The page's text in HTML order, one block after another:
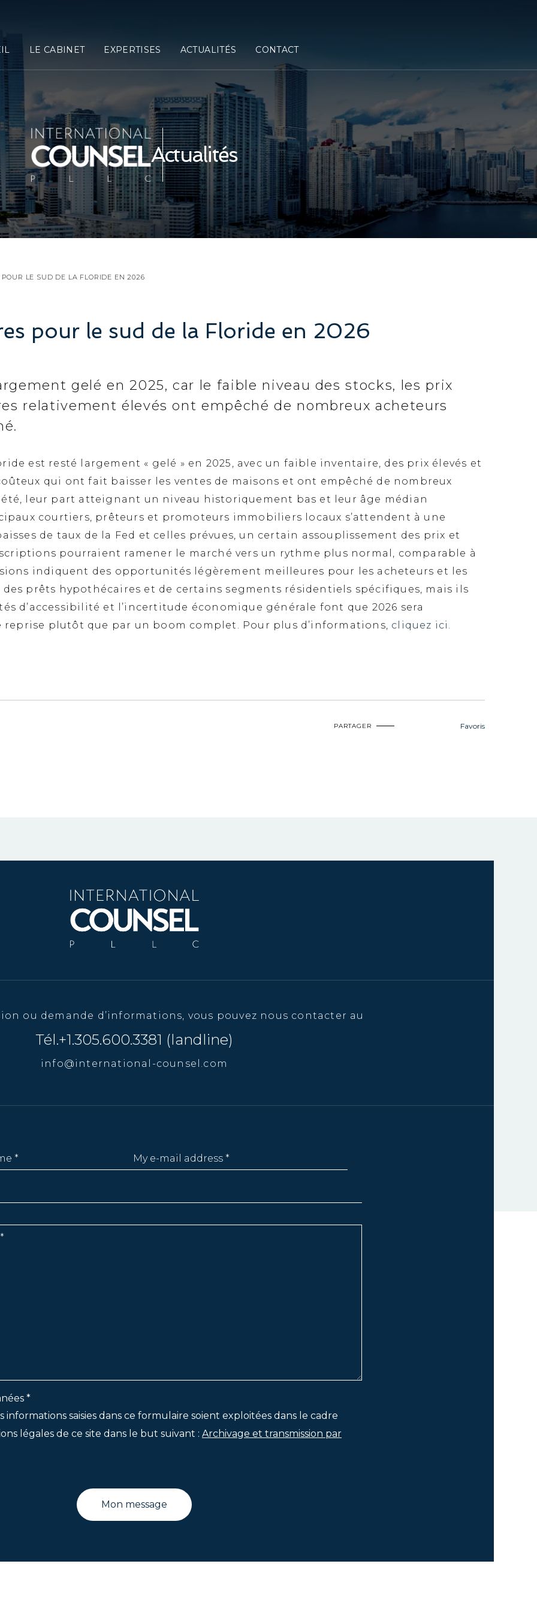
LE CABINET EXPERTISES ACTUALITÉS CONTACT
Actualités
POUR LE SUD DE LA FLORIDE EN 2026
pour le sud de la Floride en 2026
gelé en 2025, car le faible niveau des stocks, les prix
relativement élevés ont empêché de nombreux acheteurs
est resté largement « gelé » en 2025, avec un faible inventaire, des prix élevés et
qui ont fait baisser les ventes de maisons et ont empêché de nombreux
leur part atteignant un niveau historiquement bas et leur âge médian
courtiers, prêteurs et promoteurs immobiliers locaux s’attendent à une
de taux de la Fed et celles prévues, un certain assouplissement des prix et
pourraient ramener le marché vers un rythme plus normal, comparable à
indiquent des opportunités légèrement meilleures pour les acheteurs et les
prêts hypothécaires et de certains segments résidentiels spécifiques, mais ils
d’accessibilité et l’incertitude économique générale font que 2026 sera
plutôt que par un boom complet. Pour plus d’informations, cliquez ici.
PARTAGER Favoris
ou demande d’informations, vous pouvez nous contacter au
Tél.+1.305.600.3381 (landline)
info@international-counsel.com
*
informations saisies dans ce formulaire soient exploitées dans le cadre
légales de ce site dans le but suivant : Archivage et transmission par